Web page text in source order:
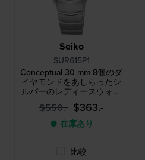
Seiko
SUR615P1
Conceptual 30 mm 8個のダ
イヤモンドをあしらったシ
ルバーのレディースウォッ
チ
$550.- $363.-
● 在庫あり
比較